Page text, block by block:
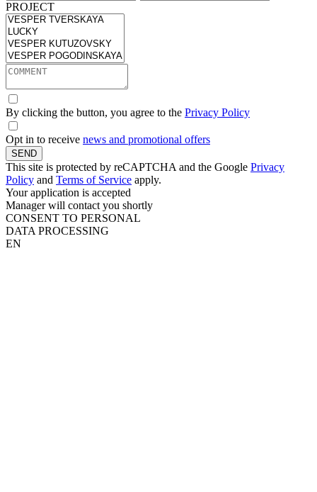
PROJECT
By clicking the button, you agree to the Privacy Policy
Opt in to receive news and promotional offers
SEND
This site is protected by reCAPTCHA and the Google Privacy
Policy and Terms of Service apply.
Your application is accepted
Manager will contact you shortly
CONSENT TO PERSONAL
DATA PROCESSING
EN